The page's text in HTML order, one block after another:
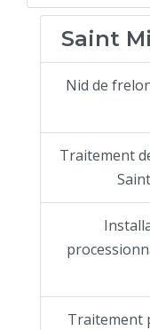
Saint
Nid de
Traitement
Traitement